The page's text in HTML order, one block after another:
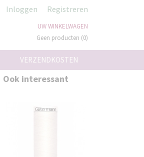
Inloggen Registreren
UW WINKELWAGEN
Geen producten (0)
VERZENDKOSTEN
Ook interessant